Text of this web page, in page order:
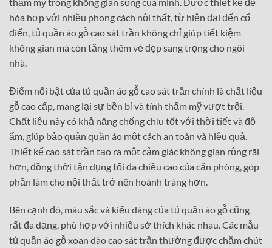
hòa hợp với nhiều phong cách nội thất, từ hiện đại đến cổ
điển, tủ quần áo gỗ cao sát trần không chỉ giúp tiết kiệm
không gian mà còn tăng thêm vẻ đẹp sang trọng cho ngôi
nhà.
Điểm nổi bật của tủ quần áo gỗ cao sát trần chính là chất liệu
gỗ cao cấp, mang lại sự bền bỉ và tính thẩm mỹ vượt trội.
Chất liệu này có khả năng chống chịu tốt với thời tiết và độ
ẩm, giúp bảo quản quần áo một cách an toàn và hiệu quả.
Thiết kế cao sát trần tạo ra một cảm giác không gian rộng rãi
hơn, đồng thời tận dụng tối đa chiều cao của căn phòng, góp
phần làm cho nội thất trở nên hoành tráng hơn.
Bên cạnh đó, màu sắc và kiểu dáng của tủ quần áo gỗ cũng
rất đa dạng, phù hợp với nhiều sở thích khác nhau. Các mẫu
tủ quần áo gỗ xoan dào cao sát trần thường được chăm chút